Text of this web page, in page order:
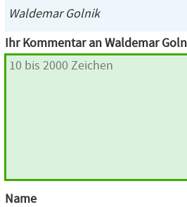
Waldemar Golnik
Ihr Kommentar an Waldemar
Name